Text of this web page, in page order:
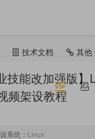
技术文档 其他
技能改加强版
频架设教程
系统： Linux